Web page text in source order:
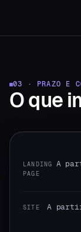
03 · PRAZO E
O que
LANDING
PAGE
A
SITE
A